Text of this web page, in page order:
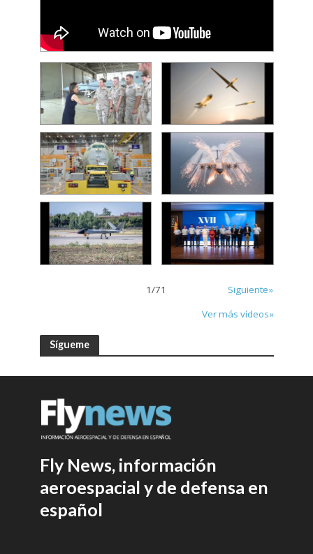
1/71
Siguiente»
Ver más vídeos»
Sígueme
Fly News, información
aeroespacial y de defensa en
español